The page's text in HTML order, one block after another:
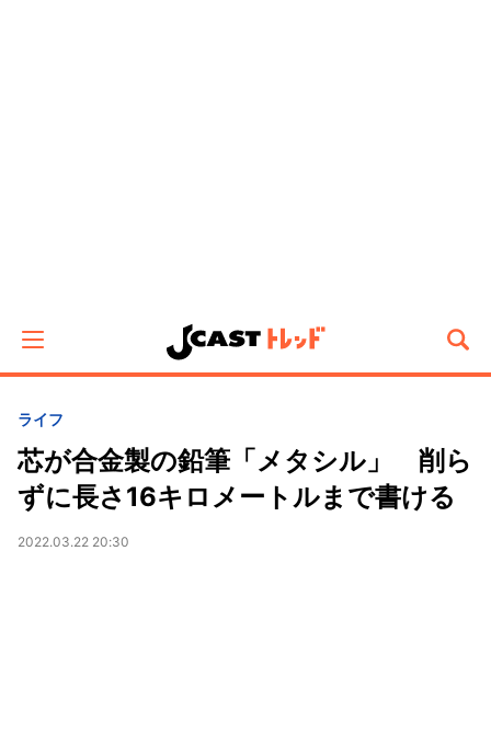
ライフ
芯が合金製の鉛筆「メタシル」 削ら
ずに長さ16キロメートルまで書ける
2022.03.22 20:30